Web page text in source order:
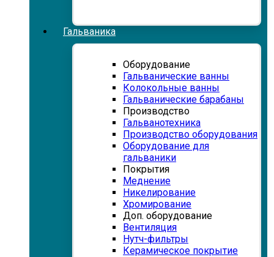
Гальваника
Оборудование
Гальванические ванны
Колокольные ванны
Гальванические барабаны
Производство
Гальванотехника
Производство оборудования
Оборудование для
гальваники
Покрытия
Меднение
Никелирование
Хромирование
Доп. оборудование
Вентиляция
Нутч-фильтры
Керамическое покрытие